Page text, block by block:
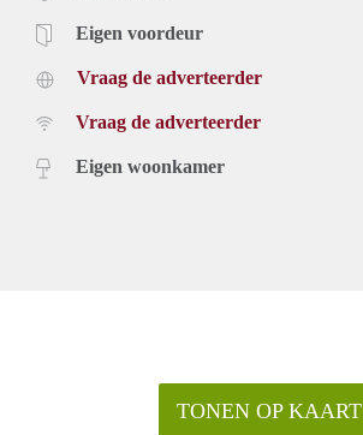
Eigen voordeur
Vraag de adverteerder
Vraag de adverteerder
Eigen woonkamer
TONEN OP KAART